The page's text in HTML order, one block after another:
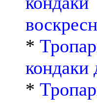
*
кондаки
*